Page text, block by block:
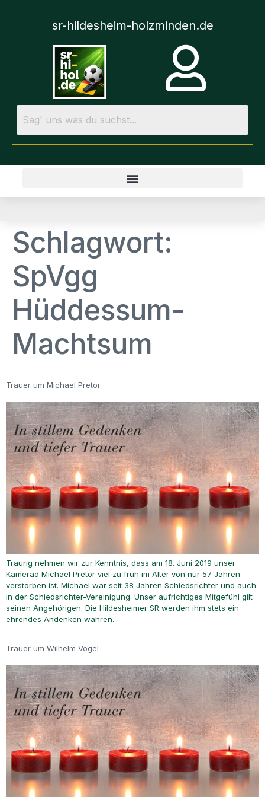
sr-hildesheim-holzminden.de
Schlagwort:
SpVgg
Hüddessum-
Machtsum
Trauer um Michael Pretor
Traurig nehmen wir zur Kenntnis, dass am 18. Juni 2019 unser
Kamerad Michael Pretor viel zu früh im Alter von nur 57 Jahren
verstorben ist. Michael war seit 38 Jahren Schiedsrichter und auch
in der Schiedsrichter-Vereinigung. Unser aufrichtiges Mitgefühl gilt
seinen Angehörigen. Die Hildesheimer SR werden ihm stets ein
ehrendes Andenken wahren.
Trauer um Wilhelm Vogel